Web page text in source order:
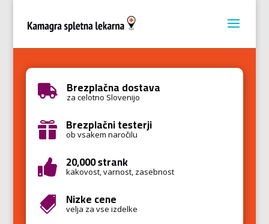
 Brezplačna dostava
za celotno Slovenijo
 Brezplačni testerji
ob vsakem naročilu
 20,000 strank
kakovost, varnost, zasebnost
 Nizke cene
velja za vse izdelke